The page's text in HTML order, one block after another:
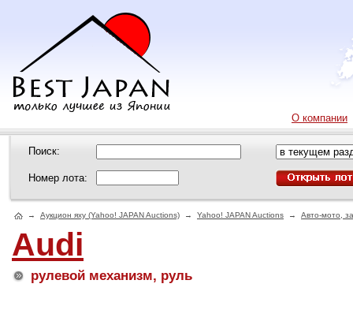
О компании
Поиск:
Номер лота:
→ Аукцион яху (Yahoo! JAPAN Auctions) → Yahoo! JAPAN Auctions → Авто-мото,
Audi
рулевой механизм, руль